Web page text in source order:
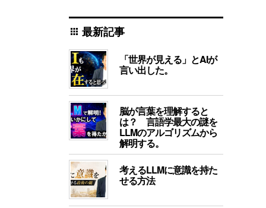
apps 最新記事
「世界が見える」とAIが
言い出した。
脳が言葉を理解すると
は？ 言語学最大の謎を
LLMのアルゴリズムから
解明する。
考えるLLMに意識を持た
せる方法